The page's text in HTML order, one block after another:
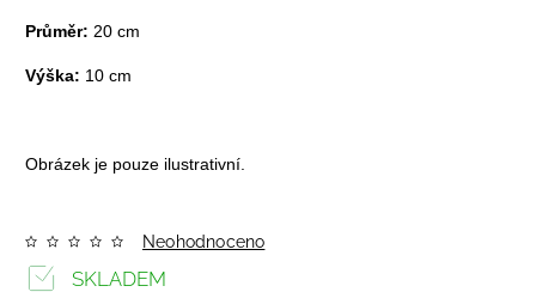
Průměr: 20 cm
Výška: 10 cm
Obrázek je pouze ilustrativní.
Neohodnoceno
SKLADEM